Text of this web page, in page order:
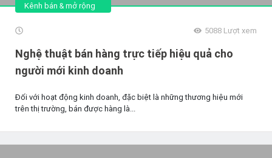
Kênh bán & mở rộng
5088 Lượt xem
Nghệ thuật bán hàng trực tiếp hiệu quả cho
người mới kinh doanh
Đối với hoạt động kinh doanh, đặc biệt là những thương hiệu mới
trên thị trường, bán được hàng là...